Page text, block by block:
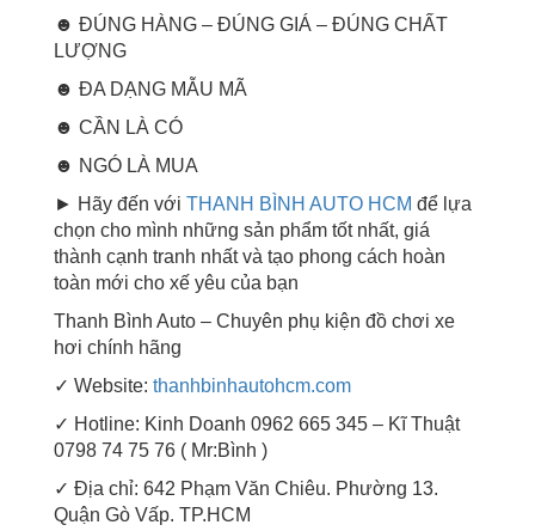
☻ ĐÚNG HÀNG – ĐÚNG GIÁ – ĐÚNG CHẤT
LƯỢNG
☻ ĐA DẠNG MẪU MÃ
☻ CẦN LÀ CÓ
☻ NGÓ LÀ MUA
► Hãy đến với THANH BÌNH AUTO HCM để lựa
chọn cho mình những sản phẩm tốt nhất, giá
thành cạnh tranh nhất và tạo phong cách hoàn
toàn mới cho xế yêu của bạn
Thanh Bình Auto – Chuyên phụ kiện đồ chơi xe
hơi chính hãng
✓ Website: thanhbinhautohcm.com
✓ Hotline: Kinh Doanh 0962 665 345 – Kĩ Thuật
0798 74 75 76 ( Mr:Bình )
✓ Địa chỉ: 642 Phạm Văn Chiêu. Phường 13.
Quận Gò Vấp. TP.HCM